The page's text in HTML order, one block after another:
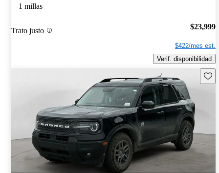
1 millas
Trato justo $23,999
$422/mes est.
Verif. disponibilidad